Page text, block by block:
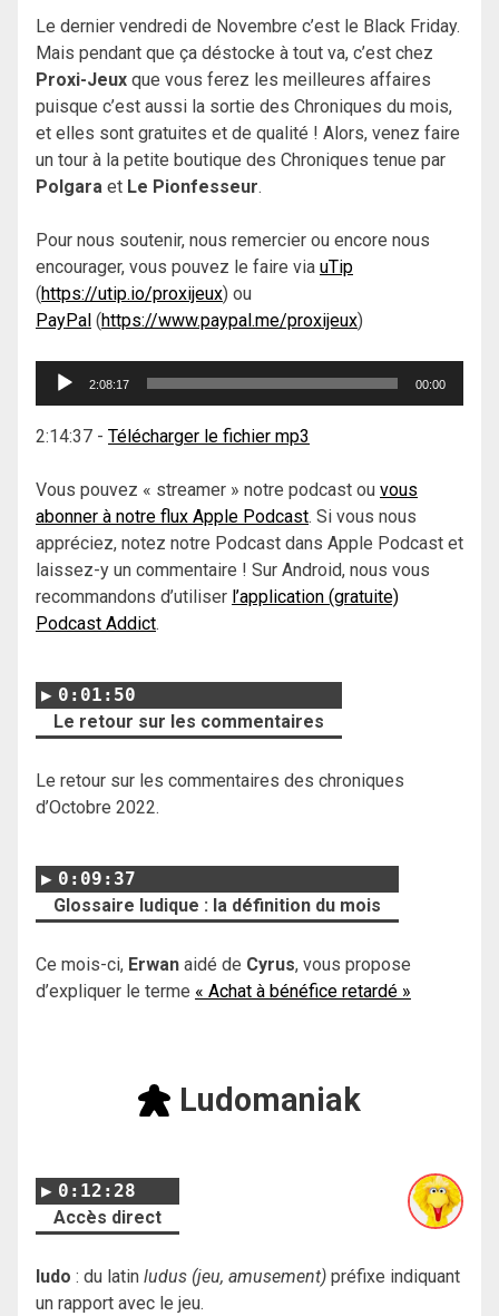
Le dernier vendredi de Novembre c’est le Black Friday.
Mais pendant que ça déstocke à tout va, c’est chez
Proxi-Jeux que vous ferez les meilleures affaires
puisque c’est aussi la sortie des Chroniques du mois,
et elles sont gratuites et de qualité ! Alors, venez faire
un tour à la petite boutique des Chroniques tenue par
Polgara et Le Pionfesseur.
Pour nous soutenir, nous remercier ou encore nous
encourager, vous pouvez le faire via uTip
(https://utip.io/proxijeux) ou
PayPal (https://www.paypal.me/proxijeux)
Lecteur
2:08:17 00:00
2:14:37 - Télécharger le fichier mp3
Vous pouvez « streamer » notre podcast ou vous
abonner à notre flux Apple Podcast. Si vous nous
appréciez, notez notre Podcast dans Apple Podcast et
laissez-y un commentaire ! Sur Android, nous vous
recommandons d’utiliser l’application (gratuite)
Podcast Addict.
0:01:50
Le retour sur les commentaires
Le retour sur les commentaires des chroniques
d’Octobre 2022.
0:09:37
Glossaire ludique : la définition du mois
Ce mois-ci, Erwan aidé de Cyrus, vous propose
d’expliquer le terme « Achat à bénéfice retardé »
Ludomaniak
0:12:28
Accès direct
ludo : du latin ludus (jeu, amusement) préfixe indiquant
un rapport avec le jeu.